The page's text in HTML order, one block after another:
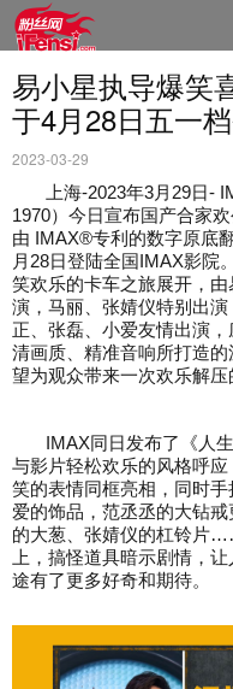
易小星执导爆笑
于4月28日五一
2023-03-29
上海-2023年3月29日-
1970）今日宣布国产合家
由 IMAX®专利的数字原底
月28日登陆全国IMAX影院
笑欢乐的卡车之旅展开，
演，马丽、张婧仪特别出
正 、张磊、小爱友情出演
清画质、精准音响所打造
望为观众带来一次欢乐解压
IMAX同日发布了《人
与影片轻松欢乐的风格呼
笑的表情同框亮相，同时
爱的饰品，范丞丞的大钻
的大葱、张婧仪的杠铃片
上，搞怪道具暗示剧情，
途有了更多好奇和期待。